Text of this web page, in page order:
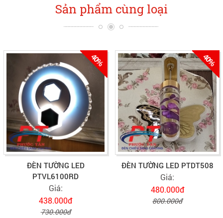
Sản phẩm cùng loại
40%
ĐÈN TƯỜNG LED
PTVL6100RD
Giá:
438.000đ
730.000đ
40%
ĐÈN TƯỜNG LED PTDT508
Giá:
480.000đ
800.000đ